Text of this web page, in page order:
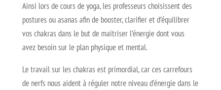
Ainsi lors de cours de yoga, les professeurs choisissent des
postures ou asanas afin de booster, clarifier et d’équilibrer
vos chakras dans le but de maitriser l’énergie dont vous
avez besoin sur le plan physique et mental.
Le travail sur les chakras est primordial, car ces carrefours
de nerfs nous aident à réguler notre niveau d’énergie dans le